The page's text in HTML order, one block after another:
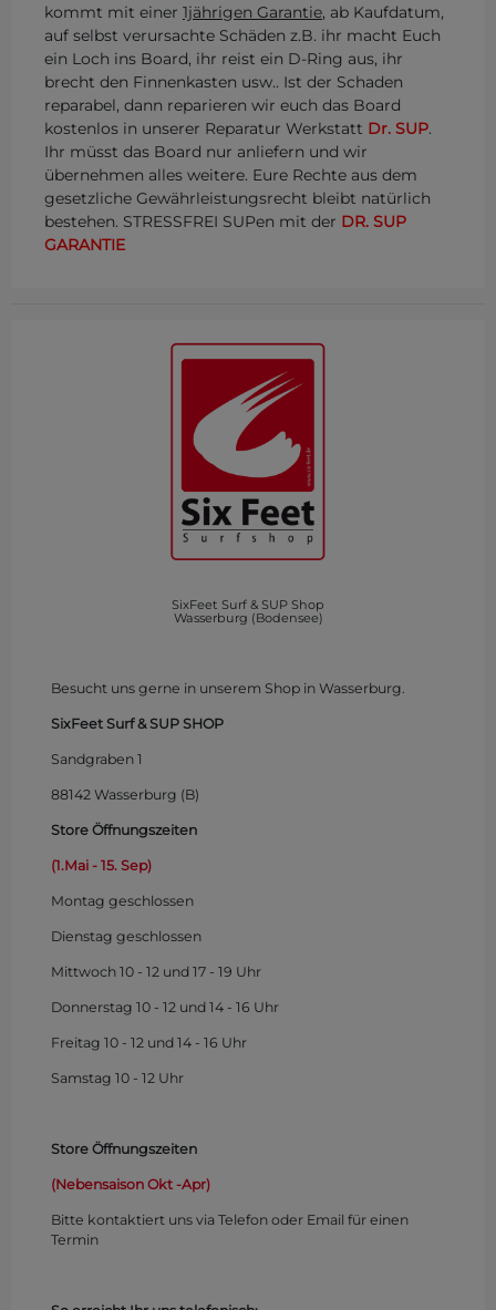
kommt mit einer 1jährigen Garantie, ab Kaufdatum,
auf selbst verursachte Schäden z.B. ihr macht Euch
ein Loch ins Board, ihr reist ein D-Ring aus, ihr
brecht den Finnenkasten usw.. Ist der Schaden
reparabel, dann reparieren wir euch das Board
kostenlos in unserer Reparatur Werkstatt Dr. SUP.
Ihr müsst das Board nur anliefern und wir
übernehmen alles weitere. Eure Rechte aus dem
gesetzliche Gewährleistungsrecht bleibt natürlich
bestehen. STRESSFREI SUPen mit der DR. SUP
GARANTIE
SixFeet Surf & SUP Shop
Wasserburg (Bodensee)
Besucht uns gerne in unserem Shop in Wasserburg.
SixFeet Surf & SUP SHOP
Sandgraben 1
88142 Wasserburg (B)
Store Öffnungszeiten
(1.Mai - 15. Sep)
Montag geschlossen
Dienstag geschlossen
Mittwoch 10 - 12 und 17 - 19 Uhr
Donnerstag 10 - 12 und 14 - 16 Uhr
Freitag 10 - 12 und 14 - 16 Uhr
Samstag 10 - 12 Uhr
Store Öffnungszeiten
(Nebensaison Okt -Apr)
Bitte kontaktiert uns via Telefon oder Email für einen
Termin